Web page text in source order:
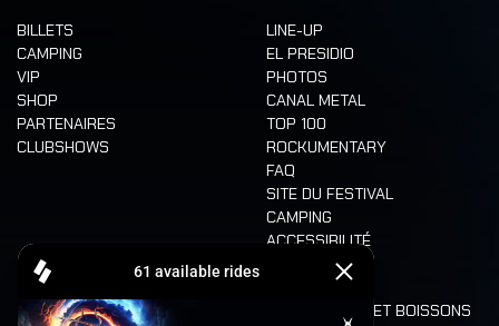
BILLETS
CAMPING
VIP
SHOP
PARTENAIRES
CLUBSHOWS
LINE-UP
EL PRESIDIO
PHOTOS
CANAL METAL
TOP 100
ROCKUMENTARY
FAQ
SITE DU FESTIVAL
CAMPING
ACCESSIBILITÉ
CASHLESS
ALIMENTATION ET BOISSONS